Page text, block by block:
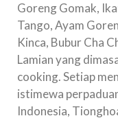
Goreng Gomak,
Tango, Ayam
Kinca, Bubur Cha
Lamian yang
cooking. Setiap
istimewa
Indonesia,